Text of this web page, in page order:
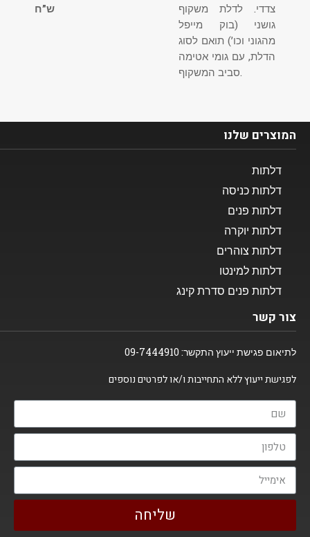
צדדי. לדלת משקוף
גושני (בוק מייפל
מהגוני וכו’) תואם לסוג
הדלת, עם גומי אטימה
סביב המשקוף.
ש”ח
המוצרים שלנו​
דלתות
דלתות כניסה
דלתות פנים
דלתות יוקרה
דלתות צוהרים
דלתות למינטו
דלתות פנים סדרת קינג
צור קשר
לתיאום פגישת ייעוץ התקשר:
לפגישת ייעוץ ללא התחייבות ו/או לפרטים נוספים
שליחה